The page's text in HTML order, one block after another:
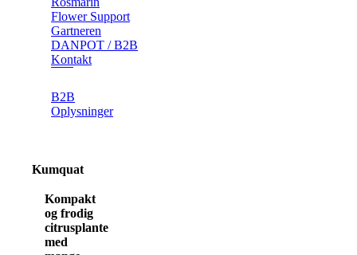
Flower Support
Gartneren
DANPOT / B2B
Kontakt
B2B
Oplysninger
Kumquat
Kompakt
og frodig
citrusplante
med